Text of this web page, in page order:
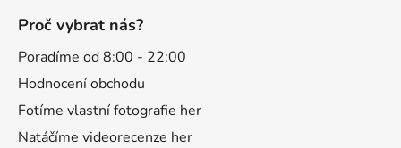
Proč vybrat nás?
Poradíme od 8:00 - 22:00
Hodnocení obchodu
Fotíme vlastní fotografie her
Natáčíme videorecenze her